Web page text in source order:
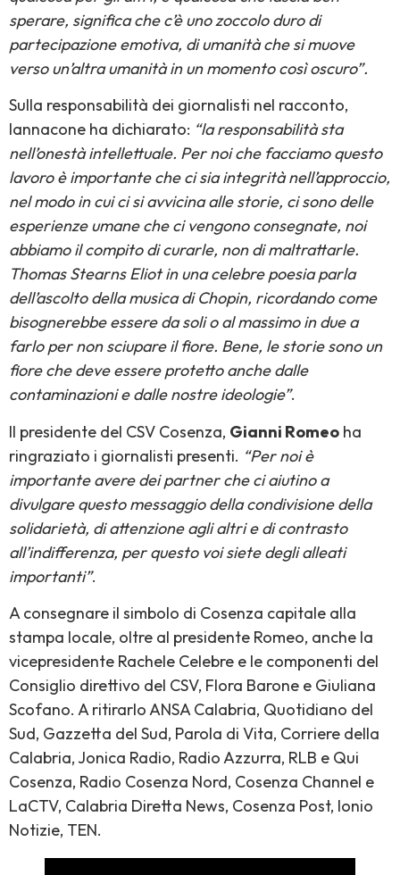
sperare, significa che c’è uno zoccolo duro di
partecipazione emotiva, di umanità che si muove
verso un’altra umanità in un momento così oscuro”.
Sulla responsabilità dei giornalisti nel racconto,
Iannacone ha dichiarato: “la responsabilità sta
nell’onestà intellettuale. Per noi che facciamo questo
lavoro è importante che ci sia integrità nell’approccio,
nel modo in cui ci si avvicina alle storie, ci sono delle
esperienze umane che ci vengono consegnate, noi
abbiamo il compito di curarle, non di maltrattarle.
Thomas Stearns Eliot in una celebre poesia parla
dell’ascolto della musica di Chopin, ricordando come
bisognerebbe essere da soli o al massimo in due a
farlo per non sciupare il fiore. Bene, le storie sono un
fiore che deve essere protetto anche dalle
contaminazioni e dalle nostre ideologie”.
Il presidente del CSV Cosenza, Gianni Romeo ha
ringraziato i giornalisti presenti. “Per noi è
importante avere dei partner che ci aiutino a
divulgare questo messaggio della condivisione della
solidarietà, di attenzione agli altri e di contrasto
all’indifferenza, per questo voi siete degli alleati
importanti”.
A consegnare il simbolo di Cosenza capitale alla
stampa locale, oltre al presidente Romeo, anche la
vicepresidente Rachele Celebre e le componenti del
Consiglio direttivo del CSV, Flora Barone e Giuliana
Scofano. A ritirarlo ANSA Calabria, Quotidiano del
Sud, Gazzetta del Sud, Parola di Vita, Corriere della
Calabria, Jonica Radio, Radio Azzurra, RLB e Qui
Cosenza, Radio Cosenza Nord, Cosenza Channel e
LaCTV, Calabria Diretta News, Cosenza Post, Ionio
Notizie, TEN.